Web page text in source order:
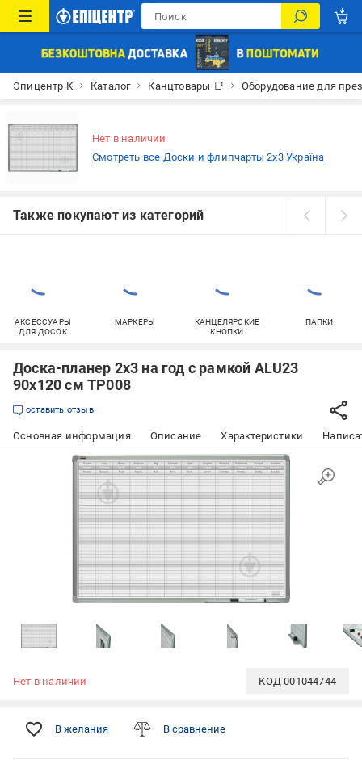
Эпицентр К Каталог Канцтовары 📑 Оборудование для
Нет в наличии
Смотреть все Доски и флипчарты 2х3 Україна
Также покупают из категорий
АКСЕССУАРЫ
ДЛЯ ДОСОК
МАРКЕРЫ
КАНЦЕЛЯРСКИЕ
КНОПКИ
ПАПКИ
Доска-планер 2х3 на год с рамкой ALU23
90х120 см TP008
оставить отзыв
Основная информация Описание Характеристики
Нет в наличии КОД001044744
В желания В сравнение